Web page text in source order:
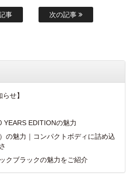
事 次の記事
せ】
YEARS EDITIONの魅力
の魅力｜コンパクトボディに詰め込
クブラックの魅力をご紹介